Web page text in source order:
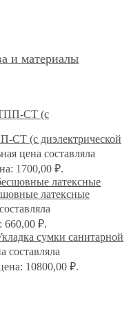
и материалы
СТ (с диэлектрической
цена составляла
1700,00 ₽.
латексные
660,00 ₽.
сумки санитарной
составляла
10800,00 ₽.